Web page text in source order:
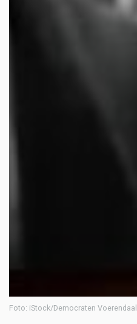
Foto: iStock/Democraten Voerendaal